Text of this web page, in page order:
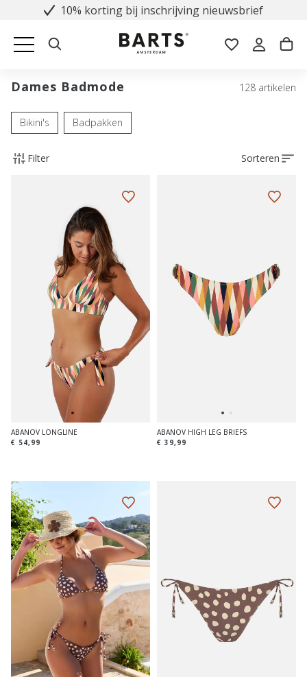
10% korting bij inschrijving nieuwsbrief
Dames Badmode 128 artikelen
Bikini's Badpakken
Filter Sorteren
ABANOV LONGLINE
€ 54,99
ABANOV HIGH LEG BRIEFS
€ 39,99